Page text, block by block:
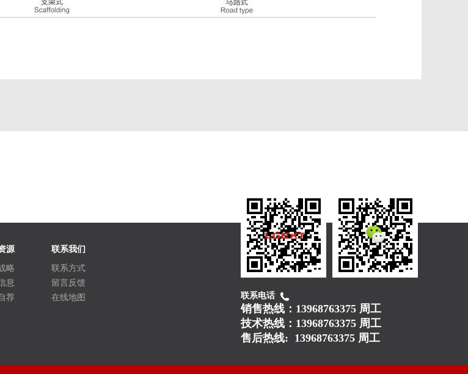
源
略
息
荐
联系我们
联系方式
留言反馈
在线地图
联系电话
销售热线： 13968763375 周工
技术热线： 13968763375 周工
售后热线: 13968763375 周工